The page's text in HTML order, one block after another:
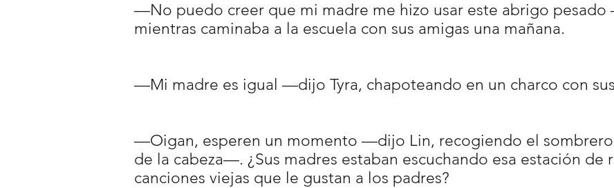
—No puedo creer que mi madre me hizo usar este abrigo pesado
mientras caminaba a la escuela con sus amigas una mañana.
—Mi madre es igual —dijo Tyra, chapoteando en un charco con
—Oigan, esperen un momento —dijo Lin, recogiendo el
de la cabeza—. ¿Sus madres estaban escuchando esa estación de
canciones viejas que le gustan a los padres?